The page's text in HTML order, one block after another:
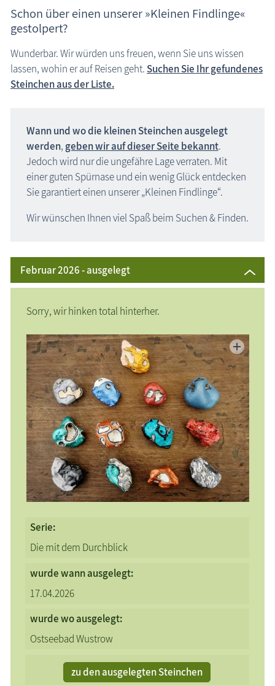
Ostsee »STRANDFINDER MV«
Wissenswertes
Blog
Ostsee: "Kleiner Findling"
Schon über einen unserer »Kleinen Findlinge«
gestolpert?
Wunderbar. Wir würden uns freuen, wenn Sie uns wissen
lassen, wohin er auf Reisen geht. Suchen Sie Ihr gefundenes
Steinchen aus der Liste.
Wann und wo die kleinen Steinchen ausgelegt
werden, geben wir auf dieser Seite bekannt.
Jedoch wird nur die ungefähre Lage verraten. Mit
einer guten Spürnase und ein wenig Glück entdecken
Sie garantiert einen unserer „Kleinen Findlinge“.
Wir wünschen Ihnen viel Spaß beim Suchen & Finden.
Februar 2026 - ausgelegt
Sorry, wir hinken total hinterher.
Serie:
Die mit dem Durchblick
wurde wann ausgelegt:
17.04.2026
wurde wo ausgelegt:
Ostseebad Wustrow
zu den ausgelegten Steinchen